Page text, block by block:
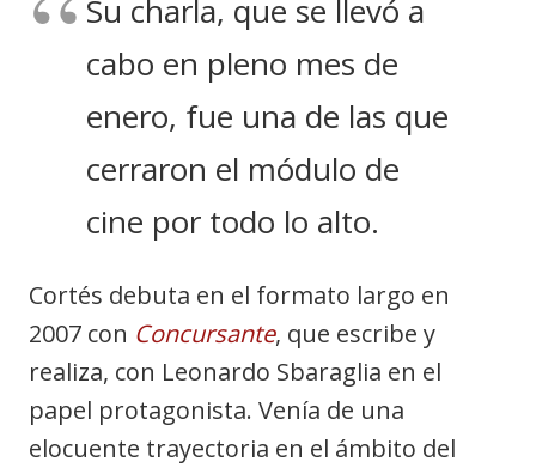
Su charla, que se llevó a
cabo en pleno mes de
enero, fue una de las que
cerraron el módulo de
cine por todo lo alto.
Cortés debuta en el formato largo en
2007 con Concursante, que escribe y
realiza, con Leonardo Sbaraglia en el
papel protagonista. Venía de una
elocuente trayectoria en el ámbito del